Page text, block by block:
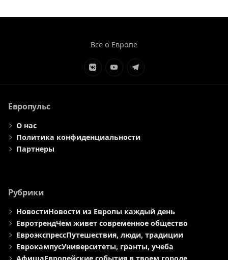
Все о Европе
ЭлементЭлементЭлемент
Европульс
О нас
Политика конфиденциальности
Партнеры
Рубрики
НовостиНовости из Европы каждый день
ЕвротрендЧем живет современное общество
ЕвроэкспрессПутешествия, люди, традиции
ЕврокампусУниверситеты, гранты, учеба
АфишаЕвропейские события в твоем городе